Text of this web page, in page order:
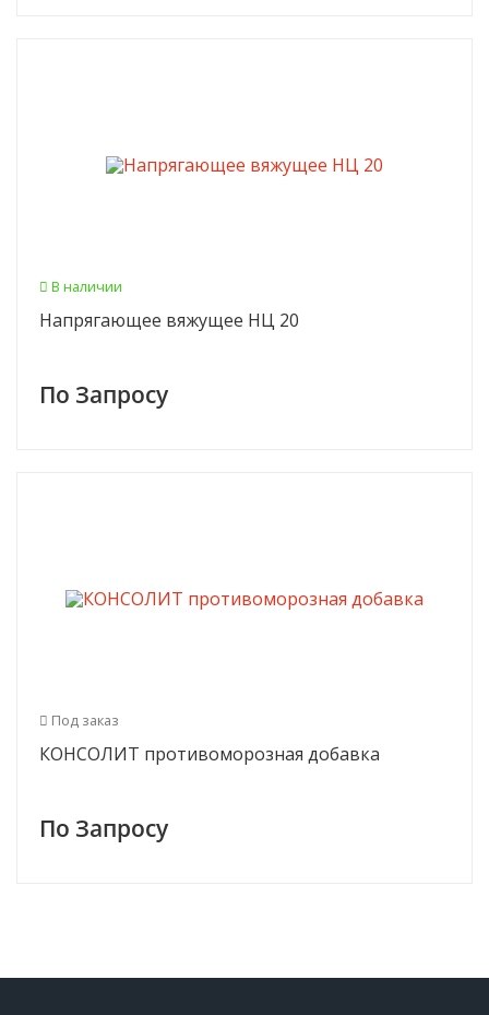
В наличии
Напрягающее вяжущее НЦ 20
По Запросу
Под заказ
КОНСОЛИТ противоморозная добавка
По Запросу